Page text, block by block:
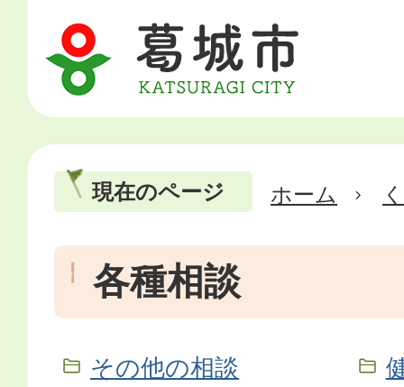
現在のページ ホーム
各種相談
その他の相談